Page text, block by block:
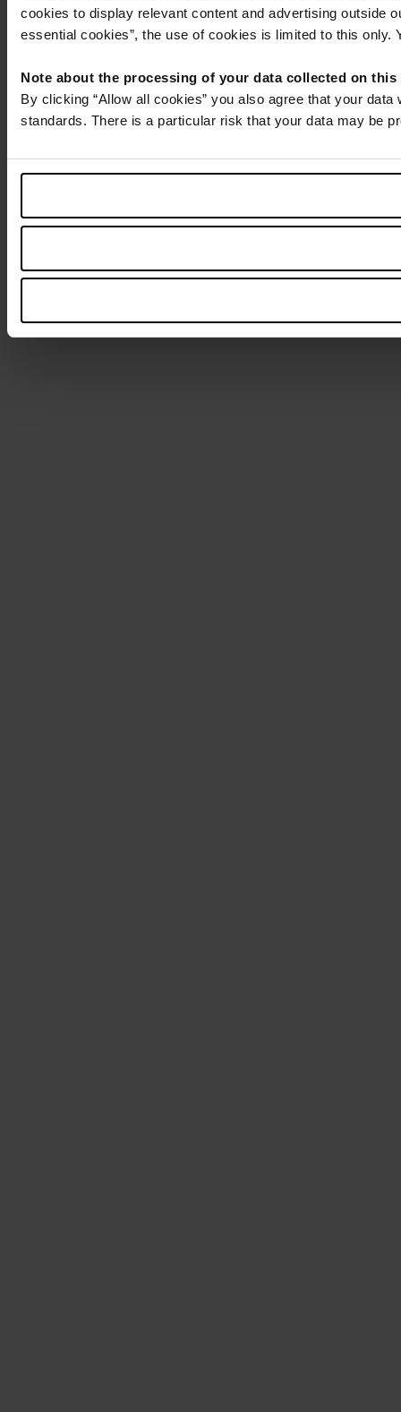
cookies to display relevant content and advertising outside
essential cookies”, the use of cookies is limited to this only.
Note about the processing of your data collected on this
By clicking “Allow all cookies” you also agree that your
standards. There is a particular risk that your data may be